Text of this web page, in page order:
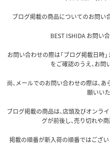
ブログ掲載の商品についてのお問い
BEST ISHIDA お問い
お問い合わせの際は「ブログ掲載日時
をご確認のうえ、お問
尚、メールでのお問い合わせの際は、
願いい
ブログ掲載の商品は、店頭及びオンラ
グが前後し、売り切れや
掲載の順番が新入荷の順番ではござい